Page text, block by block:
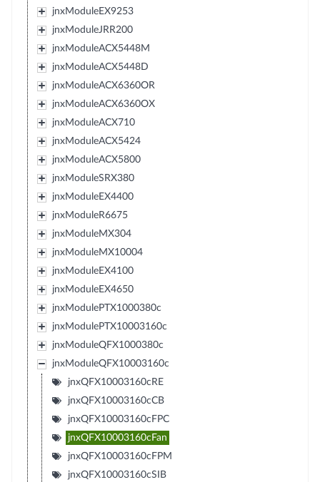
jnxModuleEX9253
jnxModuleJRR200
jnxModuleACX5448M
jnxModuleACX5448D
jnxModuleACX6360OR
jnxModuleACX6360OX
jnxModuleACX710
jnxModuleACX5424
jnxModuleACX5800
jnxModuleSRX380
jnxModuleEX4400
jnxModuleR6675
jnxModuleMX304
jnxModuleMX10004
jnxModuleEX4100
jnxModuleEX4650
jnxModulePTX1000380c
jnxModulePTX10003160c
jnxModuleQFX1000380c
jnxModuleQFX10003160c
jnxQFX10003160cRE
jnxQFX10003160cCB
jnxQFX10003160cFPC
jnxQFX10003160cFan
jnxQFX10003160cFPM
jnxQFX10003160cSIB